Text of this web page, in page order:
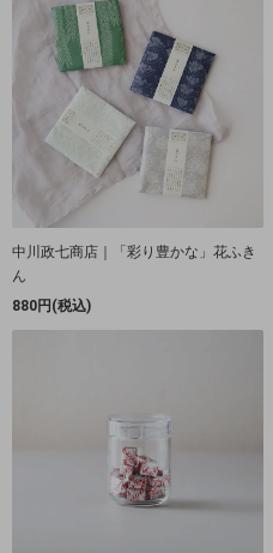
中川政七商店｜「彩り豊かな」花ふき
ん
880円(税込)